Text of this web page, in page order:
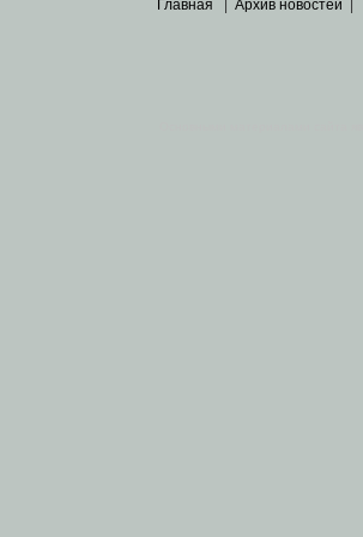
Главная Архив новостей